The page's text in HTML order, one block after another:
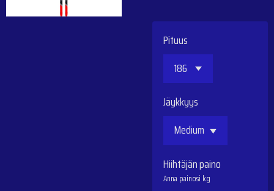
Pituus
Jäykkyys
Hiihtäjän paino
Anna painosi kg